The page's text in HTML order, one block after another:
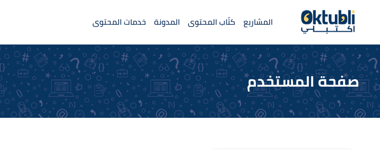
المشاريع كتّاب المحتوى المدونة خدمات المحتوى
صفحة المستخدم